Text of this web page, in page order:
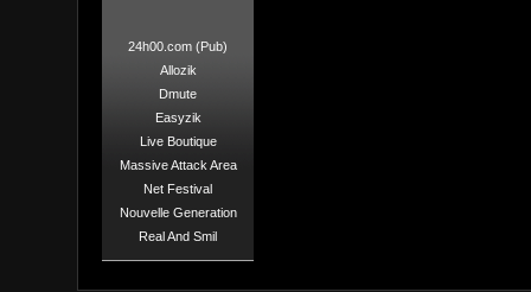
24h00.com (Pub)
Allozik
Dmute
Easyzik
Live Boutique
Massive Attack Area
Net Festival
Nouvelle Generation
Real And Smil